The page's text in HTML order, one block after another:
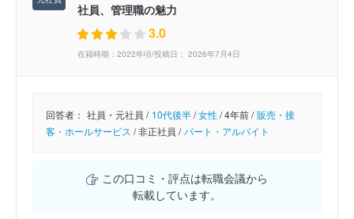
社員、管理職の魅力
3.0
在籍時期：2022年頃/投稿日： 2026年7月4日
回答者： 社員・元社員 / 10代後半/女性/4年前 / 販売・接
客・ホールサービス /非正社員 / パート・アルバイト
この口コミ・評点は転職会議から
転載しています。